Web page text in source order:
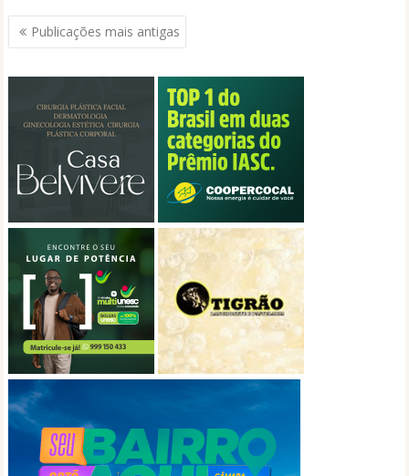
Navegação
por
posts
Publicações mais antigas